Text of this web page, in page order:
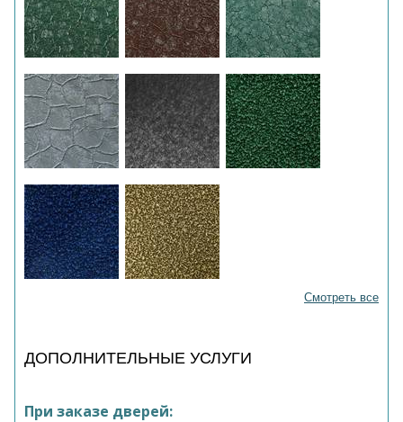
Смотреть все
ДОПОЛНИТЕЛЬНЫЕ УСЛУГИ
При заказе дверей: